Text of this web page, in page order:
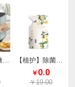
【九阳】3L微压快煮电饭煲F30FZ-F636
【植护】除菌除螨香氛洗衣液（樱花香型）
￥0.0
￥19.00